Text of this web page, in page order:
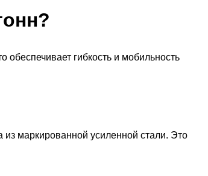
обеспечивает гибкость и мобильность
маркированной усиленной стали. Это